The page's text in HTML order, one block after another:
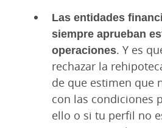
Las entidades
siempre aprueban
operaciones. Y es
rechazar la
de que estimen que
con las condiciones
ello o si tu perfil no